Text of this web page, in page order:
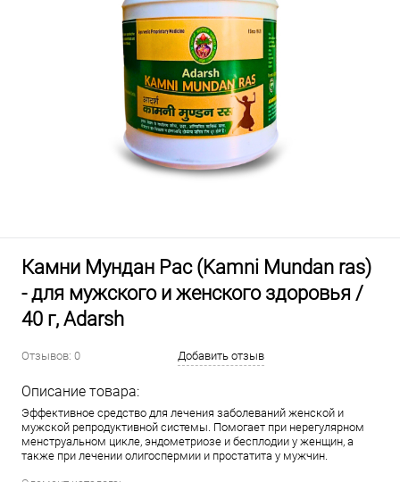
Камни Мундан Рас (Kamni Mundan ras)
- для мужского и женского здоровья /
40 г, Adarsh
Отзывов: 0 Добавить отзыв
Описание товара:
Эффективное средство для лечения заболеваний женской и
мужской репродуктивной системы. Помогает при нерегулярном
менструальном цикле, эндометриозе и бесплодии у женщин, а
также при лечении олигоспермии и простатита у мужчин.